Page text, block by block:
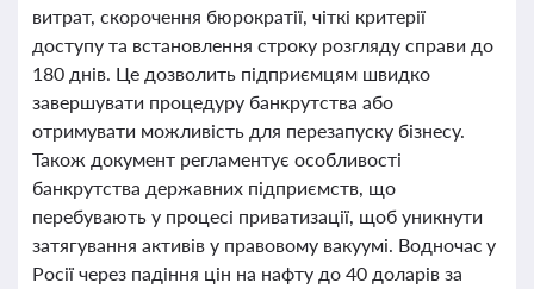
витрат, скорочення бюрократії, чіткі критерії
доступу та встановлення строку розгляду справи до
180 днів. Це дозволить підприємцям швидко
завершувати процедуру банкрутства або
отримувати можливість для перезапуску бізнесу.
Також документ регламентує особливості
банкрутства державних підприємств, що
перебувають у процесі приватизації, щоб уникнути
затягування активів у правовому вакуумі. Водночас у
Росії через падіння цін на нафту до 40 доларів за